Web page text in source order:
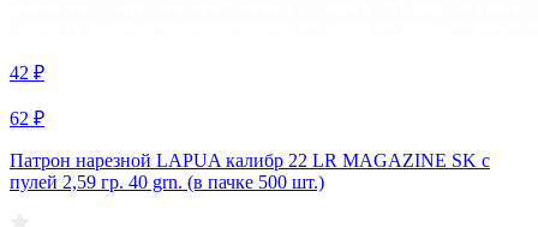
42 ₽
62 ₽
Патрон нарезной LAPUA калибр 22 LR MAGAZINE SK с
пулей 2,59 гр. 40 grn. (в пачке 500 шт.)